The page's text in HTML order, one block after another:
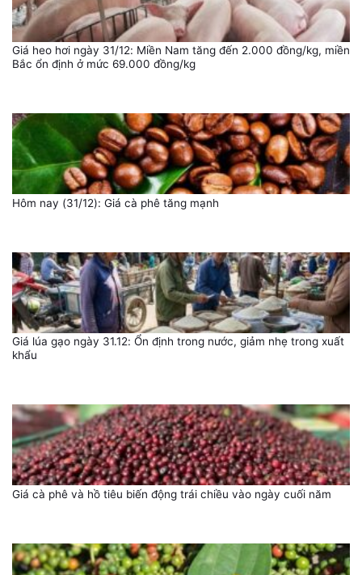
Giá heo hơi ngày 31/12: Miền Nam tăng đến 2.000 đồng/kg, miền
Bắc ổn định ở mức 69.000 đồng/kg
Hôm nay (31/12): Giá cà phê tăng mạnh
Giá lúa gạo ngày 31.12: Ổn định trong nước, giảm nhẹ trong xuất
khẩu
Giá cà phê và hồ tiêu biến động trái chiều vào ngày cuối năm